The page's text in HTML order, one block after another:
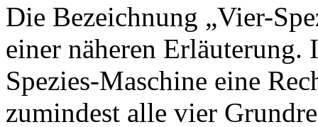
Die Bezeichnung „Vier-
einer näheren
Spezies-Maschine eine
zumindest alle vier